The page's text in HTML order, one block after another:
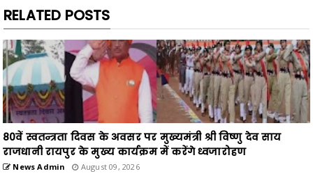
RELATED POSTS
80वें स्वतन्त्रता दिवस के अवसर पर मुख्यमंत्री श्री विष्णु देव साय
राजधानी रायपुर के मुख्य कार्यक्रम में करेंगे ध्वजारोहण
News Admin August 09, 2026